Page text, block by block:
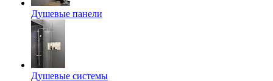
Душевые панели
Душевые системы